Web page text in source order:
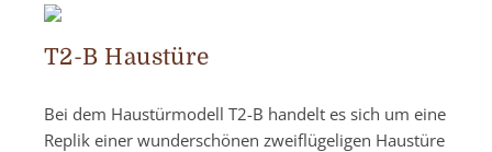
T2-B Haustüre
Bei dem Haustürmodell T2-B handelt es sich um eine
Replik einer wunderschönen zweiflügeligen Haustüre